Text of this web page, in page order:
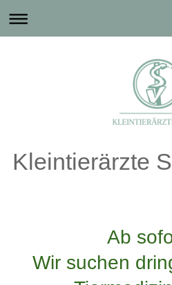
Kleintierärzte
Ab
Wir suchen